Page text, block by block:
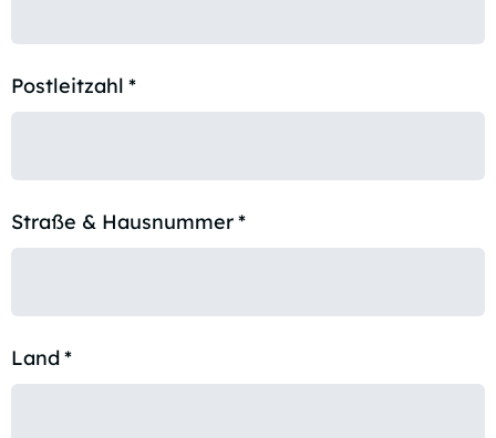
Postleitzahl *
Straße & Hausnummer*
Land*